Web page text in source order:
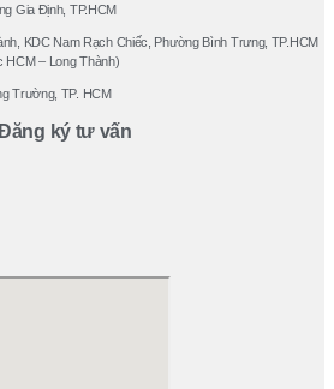
Gia Ðịnh, TP.HCM
KDC Nam Rạch Chiếc, Phường Bình Trưng, TP.HCM
HCM – Long Thành)
Trường, TP. HCM
ký tư vấn